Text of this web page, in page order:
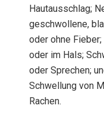
Hautausschlag;
geschwollene,
oder ohne
oder im Hals;
oder Sprechen;
Schwellung von
Rachen.